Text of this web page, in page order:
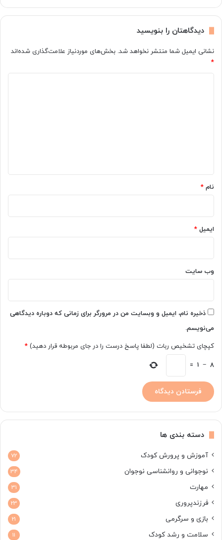
ش
ی
ب‌
ز
و
ک
ا
ن
ع
ل
ا
م
،
ن
و
ه
ت
خ
ی
ر
ه‌
ا
ر
ی
ر
ا
پ
ی
گ
ی
دیدگاهتان را بنویسید
نشانی ایمیل شما منتشر نخواهد شد. بخش‌های موردنیاز علامت‌گذاری شده‌اند
*
نام *
ایمیل *
وب‌ سایت
ذخیره نام، ایمیل و وبسایت من در مرورگر برای زمانی که دوباره دیدگاهی
می‌نویسم.
کپچای تشخیص ربات (لطفا پاسخ درست را در جای مربوطه قرار دهید) *
8
−
1
=
دسته بندی ها
آموزش و پرورش کودک 72
نوجوانی و روانشناسی نوجوان 34
مهارت 31
فرزندپروری 23
بازی و سرگرمی 21
سلامت و رشد کودک 11